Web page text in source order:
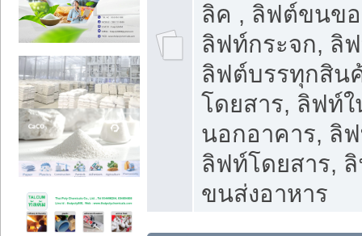
ลิค , ลิฟต์ขนข
ลิฟท์กระจก, ลิ
ลิฟต์บรรทุกสิน
โดยสาร, ลิฟท์
นอกอาคาร, ลิ
ลิฟท์โดยสาร,
ขนส่งอาหาร